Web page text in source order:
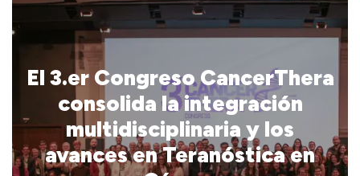
El 3.er Congreso CancerThera
consolida la integración
multidisciplinaria y los
avances en Teranóstica en